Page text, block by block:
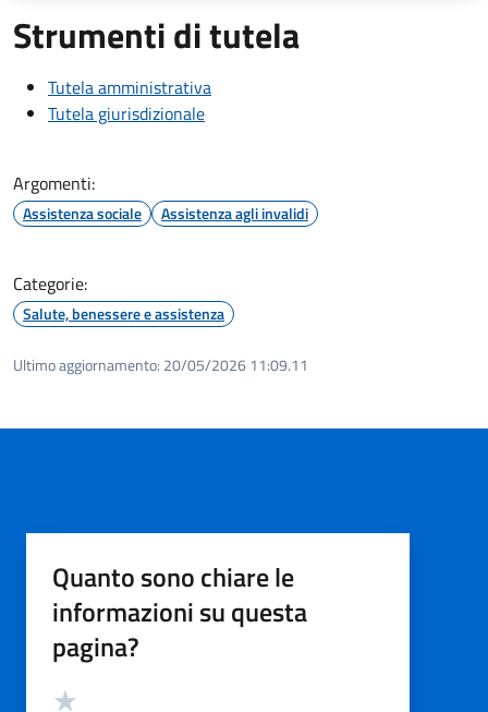
Strumenti di tutela
Tutela amministrativa
Tutela giurisdizionale
Argomenti:
Assistenza sociale Assistenza agli invalidi
Categorie:
Salute, benessere e assistenza
Ultimo aggiornamento: 20/05/2026 11:09.11
Quanto sono chiare le
informazioni su questa
pagina?
Valutazione